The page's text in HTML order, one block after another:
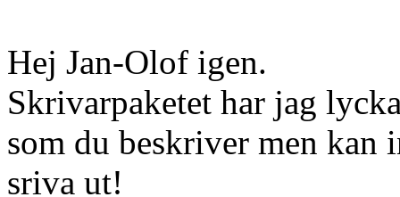
Hej Jan-Olof igen.
Skrivarpaketet har jag
som du beskriver men kan
sriva ut!